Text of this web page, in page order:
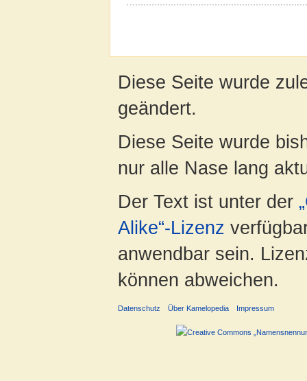
Diese Seite wurde
geändert.
Diese Seite wurde
nur alle Nase lang
Der Text ist unter der
Alike“-Lizenz
anwendbar sein.
können abweichen.
Datenschutz Über Kamelopedia Impressum